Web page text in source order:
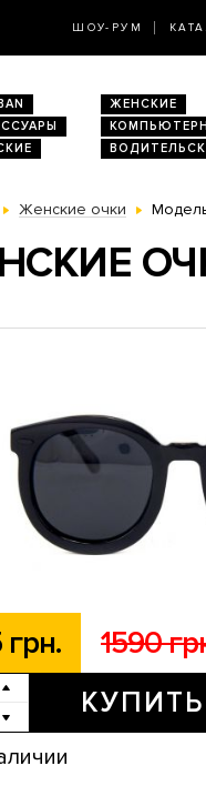
ШОУ-РУМ
ЖЕНСКИЕ
Женские очки
грн. 1590
КУПИТЬ